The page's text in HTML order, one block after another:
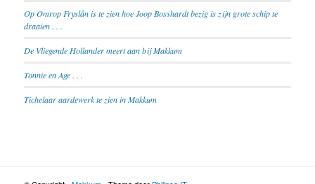
Op Omrop Fryslân is te zien hoe Joop Bosshardt bezig is zijn grote schip te
draaien . . .
De Vliegende Hollander meert aan bij Makkum
Tonnie en Age . . .
Tichelaar aardewerk te zien in Makkum